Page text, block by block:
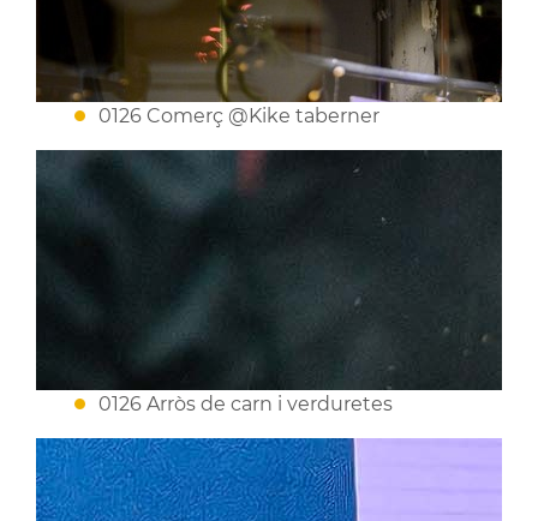
0126 Comerç @Kike taberner
0126 Arròs de carn i verduretes